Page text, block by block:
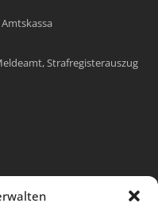
Strafregisterauszug